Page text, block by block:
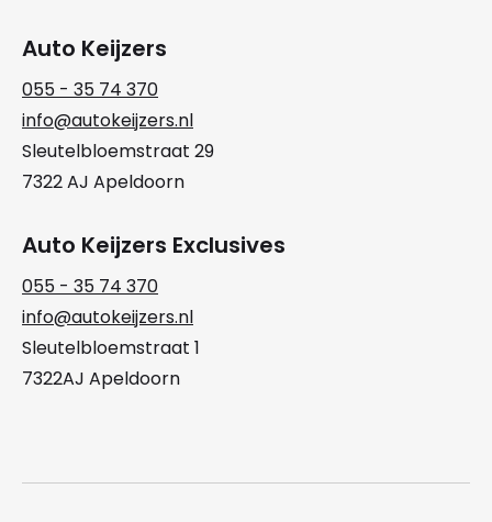
Auto Keijzers
055 - 35 74 370
info@autokeijzers.nl
Sleutelbloemstraat 29
7322 AJ Apeldoorn
Auto Keijzers Exclusives
055 - 35 74 370
info@autokeijzers.nl
Sleutelbloemstraat 1
7322AJ Apeldoorn